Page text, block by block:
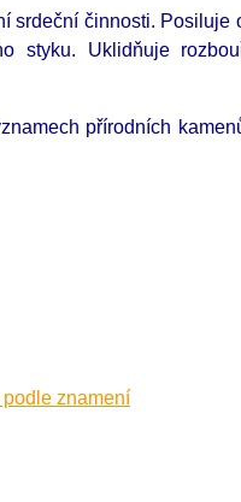
srdeční činnosti. Posiluje
styku. Uklidňuje
přírodních
znamení